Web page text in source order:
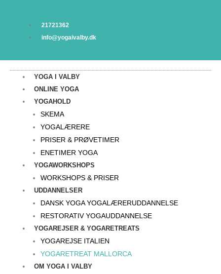
21721362
info@yogaivalby.dk
YOGA I VALBY
ONLINE YOGA
YOGAHOLD
SKEMA
YOGALÆRERE
PRISER & PRØVETIMER
ENETIMER YOGA
YOGAWORKSHOPS
WORKSHOPS & PRISER
UDDANNELSER
DANSK YOGA YOGALÆRERUDDANNELSE
RESTORATIV YOGAUDDANNELSE
YOGAREJSER & YOGARETREATS
YOGAREJSE ITALIEN
YOGARETREAT MALLORCA
OM YOGA I VALBY